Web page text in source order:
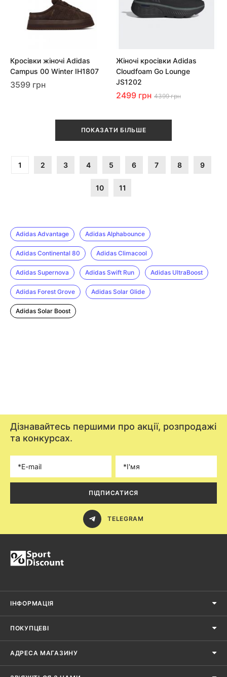
Кросівки жіночі Adidas
Campus 00 Winter IH1807
3599 грн
Жіночі кросівки Adidas
Cloudfoam Go Lounge
JS1202
2499 грн 4399 грн
ПОКАЗАТИ БІЛЬШЕ
1 2 3 4 5 6 7 8 9
10 11
Adidas Advantage Adidas Alphabounce
Adidas Continental 80 Adidas Climacool
Adidas Supernova Adidas Swift Run Adidas UltraBoost
Adidas Forest Grove Adidas Solar Glide
Adidas Solar Boost
Дізнавайтесь першими про акції, розпродажі
та конкурсах.
ПІДПИСАТИСЯ
TELEGRAM
ІНФОРМАЦІЯ
ПОКУПЦЕВІ
АДРЕСА МАГАЗИНУ